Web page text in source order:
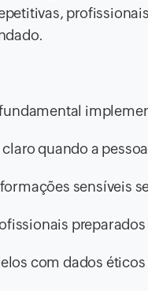
quando a
sensíveis
com dados éticos